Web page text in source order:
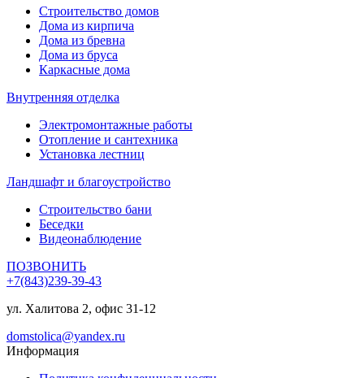
Строительство домов
Дома из кирпича
Дома из бревна
Дома из бруса
Каркасные дома
Внутренняя отделка
Электромонтажные работы
Отопление и сантехника
Установка лестниц
Ландшафт и благоустройство
Строительство бани
Беседки
Видеонаблюдение
ПОЗВОНИТЬ
+7(843)239-39-43
ул. Халитова 2, офис 31-12
domstolica@yandex.ru
Информация